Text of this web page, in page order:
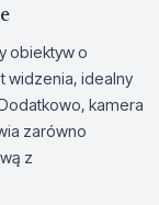
obiektyw o
widzenia, idealny
kamera
zarówno
z